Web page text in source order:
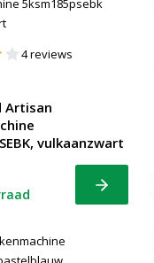
4reviews
Artisan
vulkaanzwart
Bekijk